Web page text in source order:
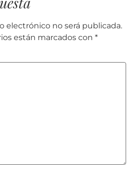
electrónico no será publicada.
están marcados con *